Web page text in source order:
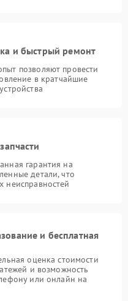
и быстрый ремонт
позволяют провести
в кратчайшие
гарантия на
детали, что
неисправностей
и бесплатная
оценка стоимости
и возможность
или онлайн на